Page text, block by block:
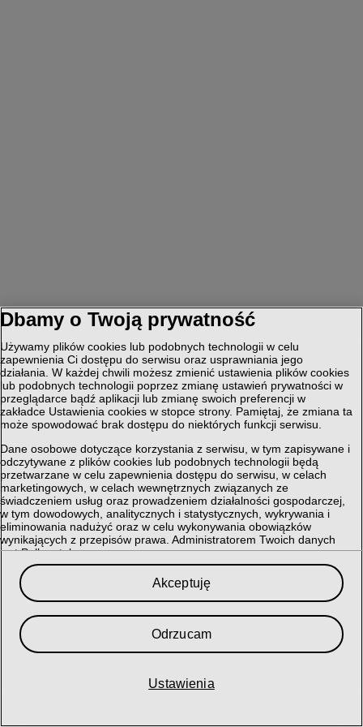
Dbamy o Twoją prywatność
Używamy plików cookies lub podobnych technologii w celu
zapewnienia Ci dostępu do serwisu oraz usprawniania jego
działania. W każdej chwili możesz zmienić ustawienia plików cookies
lub podobnych technologii poprzez zmianę ustawień prywatności w
przeglądarce bądź aplikacji lub zmianę swoich preferencji w
zakładce Ustawienia cookies w stopce strony. Pamiętaj, że zmiana ta
może spowodować brak dostępu do niektórych funkcji serwisu.
Dane osobowe dotyczące korzystania z serwisu, w tym zapisywane i
odczytywane z plików cookies lub podobnych technologii będą
przetwarzane w celu zapewnienia dostępu do serwisu, w celach
marketingowych, w celach wewnętrznych związanych ze
świadczeniem usług oraz prowadzeniem działalności gospodarczej,
w tym dowodowych, analitycznych i statystycznych, wykrywania i
eliminowania nadużyć oraz w celu wykonywania obowiązków
wynikających z przepisów prawa. Administratorem Twoich danych
jest Polkomtel sp. z o.o.
Przysługuje Ci prawo do dostępu do danych, ich usunięcia,
ograniczenia przetwarzania, przenoszenia, sprzeciwu, sprostowania
oraz cofnięcia zgód w każdym czasie, o ile stanowiły podstawę
przetwarzania.
Szczegółowe informacje dotyczące przetwarzania danych oraz
przysługujących Ci uprawnień, informacje dotyczące plików cookies
ustawieniami prywatności, znajdują się wPolityce Prywatności
Akceptuję
Odrzucam
Ustawienia